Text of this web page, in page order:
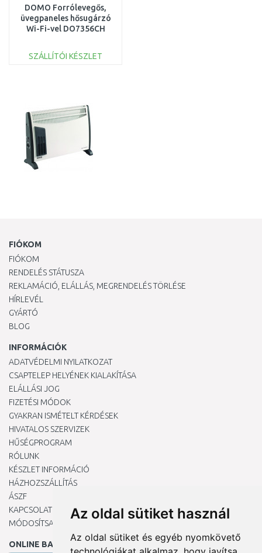
Az oldal sütiket használ
Az oldal sütiket és egyéb nyomkövető
DOMO Forrólevegős,
üvegpaneles hősugárzó
Wi-Fi-vel DO7356CH
SZÁLLÍTÓI KÉSZLET
FIÓKOM
FIÓKOM
RENDELÉS STÁTUSZA
REKLAMÁCIÓ, ELÁLLÁS, MEGRENDELÉS TÖRLÉSE
HÍRLEVÉL
GYÁRTÓ
BLOG
INFORMÁCIÓK
ADATVÉDELMI NYILATKOZAT
CSAPTELEP HELYÉNEK KIALAKÍTÁSA
ELÁLLÁSI JOG
FIZETÉSI MÓDOK
GYAKRAN ISMÉTELT KÉRDÉSEK
HIVATALOS SZERVIZEK
HŰSÉGPROGRAM
RÓLUNK
KÉSZLET INFORMÁCIÓ
HÁZHOZSZÁLLÍTÁS
ÁSZF
KAPCSOLAT
MÓDOSÍTSA A COOKIE-BEÁLLÍTÁSAIMAT
ONLINE BANKKÁRTYÁVAL